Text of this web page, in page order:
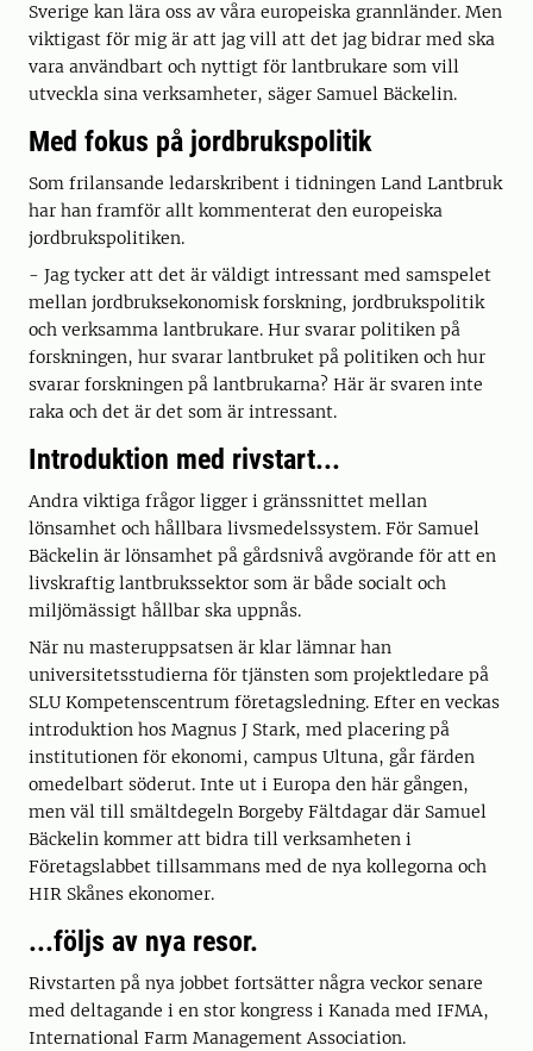
Sverige kan lära oss av våra europeiska grannländer. Men
viktigast för mig är att jag vill att det jag bidrar med ska
vara användbart och nyttigt för lantbrukare som vill
utveckla sina verksamheter, säger Samuel Bäckelin.
Med fokus på jordbrukspolitik
Som frilansande ledarskribent i tidningen Land Lantbruk
har han framför allt kommenterat den europeiska
jordbrukspolitiken.
- Jag tycker att det är väldigt intressant med samspelet
mellan jordbruksekonomisk forskning, jordbrukspolitik
och verksamma lantbrukare. Hur svarar politiken på
forskningen, hur svarar lantbruket på politiken och hur
svarar forskningen på lantbrukarna? Här är svaren inte
raka och det är det som är intressant.
Introduktion med rivstart...
Andra viktiga frågor ligger i gränssnittet mellan
lönsamhet och hållbara livsmedelssystem. För Samuel
Bäckelin är lönsamhet på gårdsnivå avgörande för att en
livskraftig lantbrukssektor som är både socialt och
miljömässigt hållbar ska uppnås.
När nu masteruppsatsen är klar lämnar han
universitetsstudierna för tjänsten som projektledare på
SLU Kompetenscentrum företagsledning. Efter en veckas
introduktion hos Magnus J Stark, med placering på
institutionen för ekonomi, campus Ultuna, går färden
omedelbart söderut. Inte ut i Europa den här gången,
men väl till smältdegeln Borgeby Fältdagar där Samuel
Bäckelin kommer att bidra till verksamheten i
Företagslabbet tillsammans med de nya kollegorna och
HIR Skånes ekonomer.
...följs av nya resor.
Rivstarten på nya jobbet fortsätter några veckor senare
med deltagande i en stor kongress i Kanada med IFMA,
International Farm Management Association.